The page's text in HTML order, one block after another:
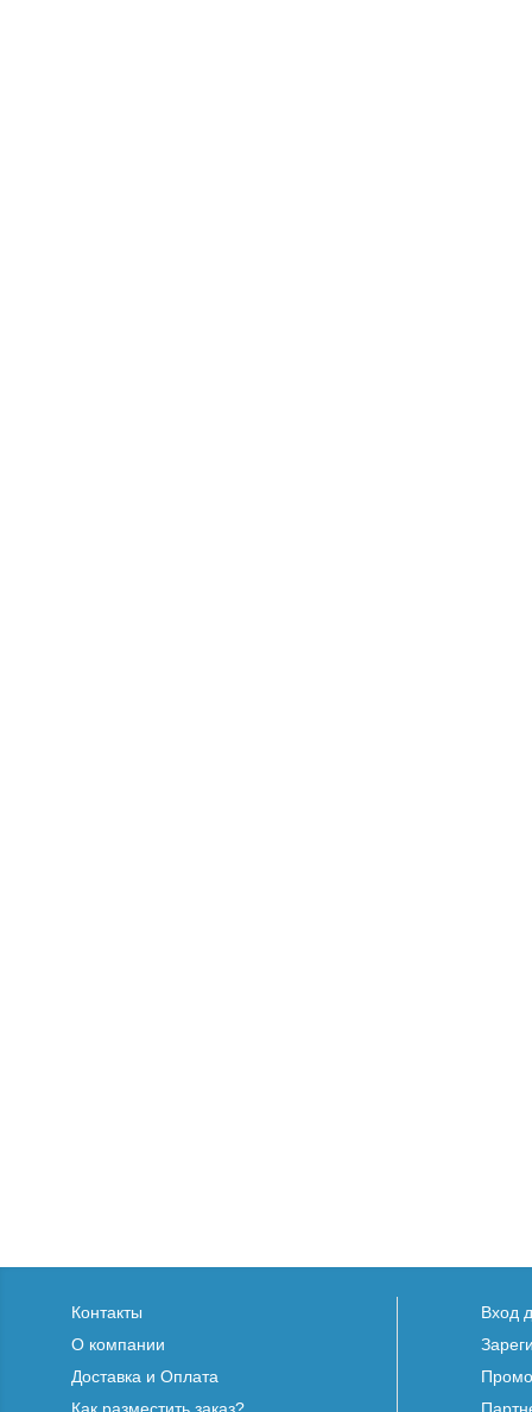
Контакты
О компании
Доставка и Оплата
Вход